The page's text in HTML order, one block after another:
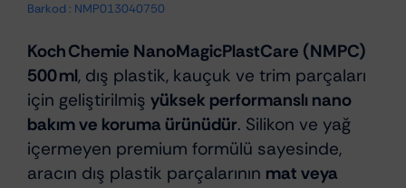
Barkod : NMP013040750
Koch Chemie NanoMagicPlastCare (NMPC)
500 ml, dış plastik, kauçuk ve trim parçaları
için geliştirilmiş yüksek performanslı nano
bakım ve koruma ürünüdür. Silikon ve yağ
içermeyen premium formülü sayesinde,
aracın dış plastik parçalarının mat veya